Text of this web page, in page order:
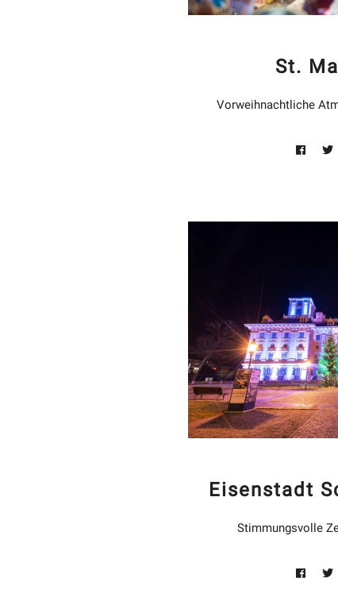
St.
Vorweihnachtliche
Eisenstadt
Stimmungsvolle